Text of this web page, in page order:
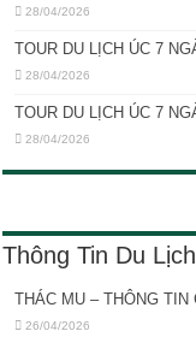
28/04/2026
TOUR DU LỊCH ÚC 7
28/04/2026
TOUR DU LỊCH ÚC 7
28/04/2026
Thông Tin Du Lịch
THÁC MU – THÔNG TIN
26/04/2026